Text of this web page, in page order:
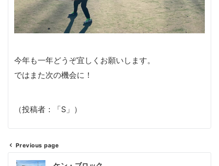
今年も一年どうぞ宜しくお願いします。
ではまた次の機会に！
（投稿者：「S」）
投
Previous page